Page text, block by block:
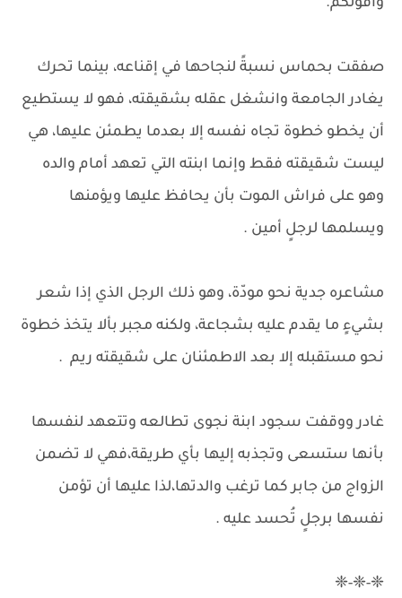
واقولكم.
صفقت بحماس نسبةً لنجاحها في إقناعه، بينما تحرك
يغادر الجامعة وانشغل عقله بشقيقته، فهو لا يستطيع
أن يخطو خطوة تجاه نفسه إلا بعدما يطمئن عليها، هي
ليست شقيقته فقط وإنما ابنته التي تعهد أمام والده
وهو على فراش الموت بأن يحافظ عليها ويؤمنها
ويسلمها لرجلٍ أمين .
مشاعره جدية نحو مودّة، وهو ذلك الرجل الذي إذا شعر
بشيءٍ ما يقدم عليه بشجاعة، ولكنه مجبر بألا يتخذ خطوة
نحو مستقبله إلا بعد الاطمئنان على شقيقته ريم .
غادر ووقفت سجود ابنة نجوى تطالعه وتتعهد لنفسها
بأنها ستسعى وتجذبه إليها بأي طريقة،فهي لا تضمن
الزواج من جابر كما ترغب والدتها،لذا عليها أن تؤمن
نفسها برجلٍ تُحسد عليه .
❈-❈-❈